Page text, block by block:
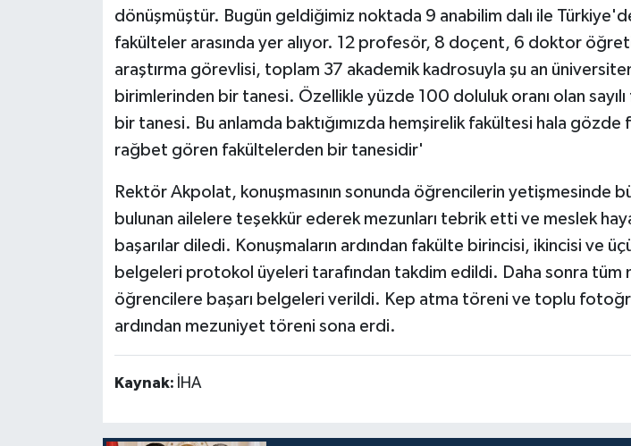
dönüşmüştür. Bugün geldiğimiz noktada 9 anabilim dalı ile
fakülteler arasında yer alıyor. 12 profesör, 8 doçent, 6 doktor
araştırma görevlisi, toplam 37 akademik kadrosuyla şu an
birimlerinden bir tanesi. Özellikle yüzde 100 doluluk oranı olan
bir tanesi. Bu anlamda baktığımızda hemşirelik fakültesi hala
rağbet gören fakültelerden bir tanesidir'
Rektör Akpolat, konuşmasının sonunda öğrencilerin yetişmesinde
bulunan ailelere teşekkür ederek mezunları tebrik etti ve meslek
başarılar diledi. Konuşmaların ardından fakülte birincisi, ikincisi ve
belgeleri protokol üyeleri tarafından takdim edildi. Daha sonra tüm
öğrencilere başarı belgeleri verildi. Kep atma töreni ve toplu
ardından mezuniyet töreni sona erdi.
Kaynak: İHA